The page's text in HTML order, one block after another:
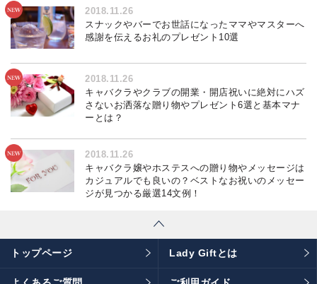
2018.11.26
スナックやバーでお世話になったママやマスターへ
感謝を伝えるお礼のプレゼント10選
2018.11.26
キャバクラやクラブの開業・開店祝いに絶対にハズ
さないお洒落な贈り物やプレゼント6選と基本マナ
ーとは？
2018.11.26
キャバクラ嬢やホステスへの贈り物やメッセージは
カジュアルでも良いの？ベストなお祝いのメッセー
ジが見つかる厳選14文例！
トップページ Lady Giftとは